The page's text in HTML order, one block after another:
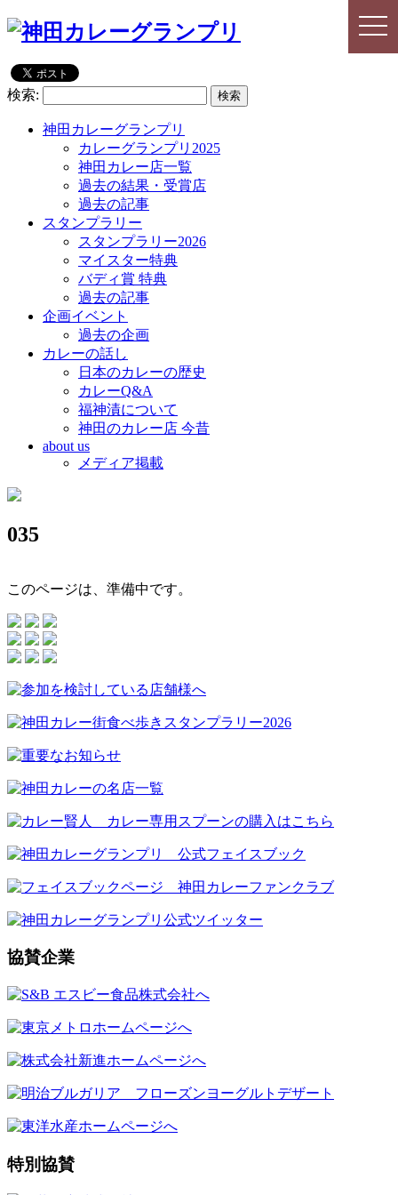
検索:
神田カレーグランプリ
カレーグランプリ2025
神田カレー店一覧
過去の結果・受賞店
過去の記事
スタンプラリー
スタンプラリー2026
マイスター特典
バディ賞 特典
過去の記事
企画イベント
過去の企画
カレーの話し
日本のカレーの歴史
カレーQ&A
福神漬について
神田のカレー店 今昔
about us
メディア掲載
035
このページは、準備中です。
協賛企業
特別協賛